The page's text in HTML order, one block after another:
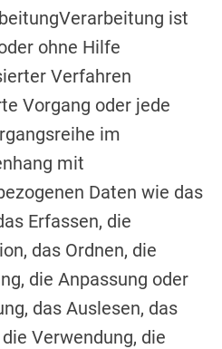
ist
ohne Hilfe
Verfahren
Vorgang oder jede
im
mit
Daten wie das
Erfassen, die
das Ordnen, die
die Anpassung oder
das Auslesen, das
Verwendung, die